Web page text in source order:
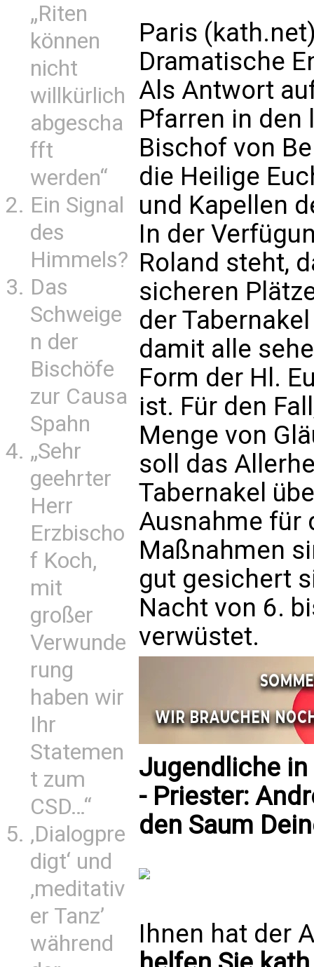
„Riten
können
nicht
willkürlich
abgescha
fft
werden“
Ein Signal
des
Himmels?
Das
Schweige
n der
Bischöfe
zur Causa
Spahn
„Sehr
geehrter
Herr
Erzbischo
f Koch,
mit
großer
Verwunde
rung
haben wir
Ihr
Statemen
t zum
CSD…“
‚Dialogpre
digt‘ und
‚meditativ
er Tanz’
während
Paris
Dramatische
Als Antwort
Pfarren in den
Bischof von
die Heilige
und Kapellen
In der
Roland steht,
sicheren
der
damit alle
Form der Hl.
ist. Für den
Menge von
soll das
Tabernakel
Ausnahme für
Maßnahmen
gut gesichert
Nacht von 6.
verwüstet.
Jugendliche
- Priester:
den Saum
Ihnen hat der